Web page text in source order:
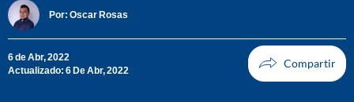
Por: Oscar Rosas
6 de Abr, 2022
Actualizado: 6 De Abr, 2022